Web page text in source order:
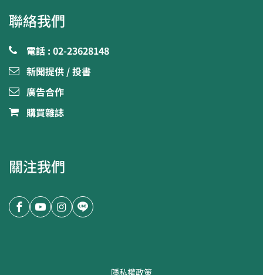
聯絡我們
電話 : 02-23628148
新聞提供 / 投書
廣告合作
購買雜誌
關注我們